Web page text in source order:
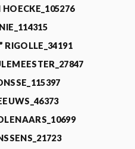
RIGOLLE_34191